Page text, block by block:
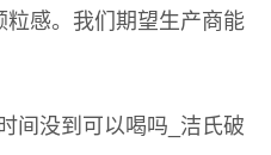
感。我们期望生产商能